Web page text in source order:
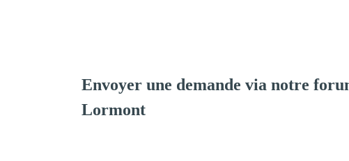
Envoyer une demande via notre
Lormont